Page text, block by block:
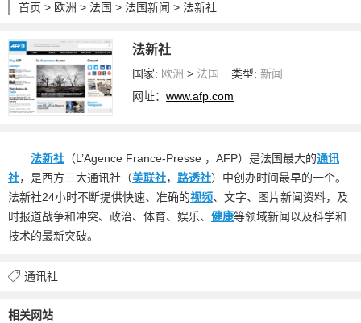
首页 > 欧洲 > 法国 > 法国新闻 > 法新社
法新社
国家: 欧洲 > 法国 类型: 新闻
网址：www.afp.com
法新社 （L’Agence France-Presse ，AFP）是法国最大的通讯
社，是西方三大通讯社（美联社， 路透社）中创办时间最早的一个。
法新社24小时不断提供快速、准确的视频、文字、图片新闻资料，及
时报道战争和冲突、政治、体育、娱乐、 健康等领域新闻以及科学和
技术的最新突破。
通讯社
相关网站